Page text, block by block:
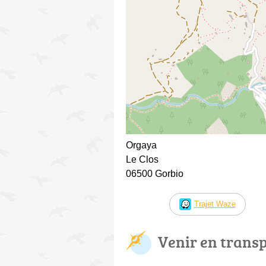
Orgaya
Le Clos
06500 Gorbio
Trajet Waze
Venir en